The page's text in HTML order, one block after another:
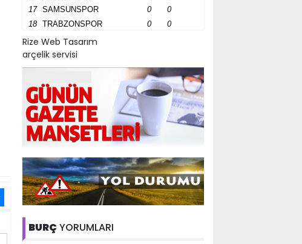
17
SAMSUNSPOR 0
0
18
TRABZONSPOR 0 0
Rize Web Tasarım
arçelik servisi
BURÇ YORUMLARI